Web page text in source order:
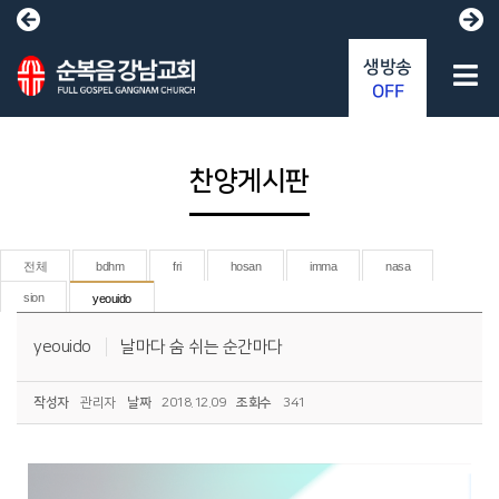
찬양게시판
전체 bdhm fri hosan imma nasa
sion yeouido
yeouido 날마다 숨 쉬는 순간마다
작성자 관리자 날짜 2018.12.09 조회수 341
생방송
OFF